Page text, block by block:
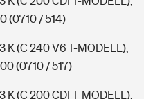
(0710 / 514)
(C 240 V6 T-MODELL),
(0710 / 517)
(C 200 CDI T-MODELL),